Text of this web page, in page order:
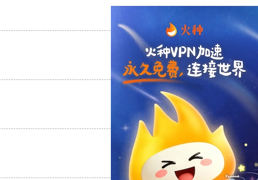
支持 [0] 反对[0]
支持[0] 反对
支持[0] 反对[0]